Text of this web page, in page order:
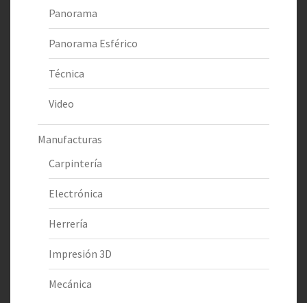
Panorama
Panorama Esférico
Técnica
Video
Manufacturas
Carpintería
Electrónica
Herrería
Impresión 3D
Mecánica